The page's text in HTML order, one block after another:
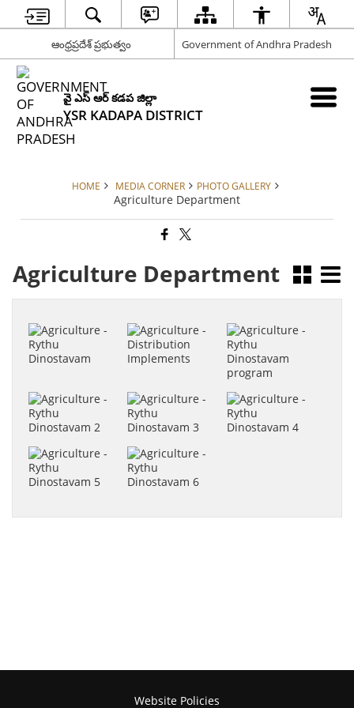
ఆంధ్రప్రదేశ్ ప్రభుత్వం Government of Andhra Pradesh
వై ఎస్ ఆర్ కడప జిల్లా
YSR KADAPA DISTRICT
HOME MEDIA CORNER PHOTO GALLERY
Agriculture Department
Agriculture Department
Website Policies